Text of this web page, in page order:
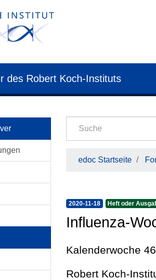
des Robert Koch-Instituts
edoc Startseite
2020-11-18 Heft oder
Influenza-
Kalenderwoche
Robert Koch-